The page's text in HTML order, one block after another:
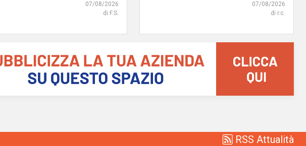
07/08/2026
di F.S.
07/08/2026
di r.c.
RSS Attualità